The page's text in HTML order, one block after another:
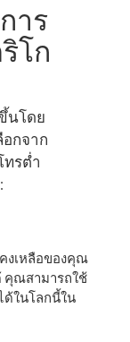
าร
โก
นโดย
กจาก
ทรต่ำ
งเหลือของคุณ
คุณสามารถใช้
ด้ในโลกนี้ใน